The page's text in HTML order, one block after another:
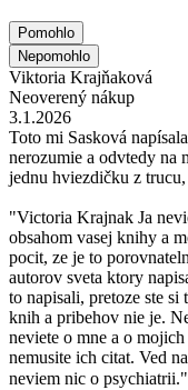
Pomohlo
Nepomohlo
Viktoria Krajňaková
Neoverený nákup
3.1.2026
Toto mi Sasková
nerozumie a odvtedy na
jednu hviezdičku z
"Victoria Krajnak Ja
obsahom vasej knihy a
pocit, ze je to
autorov sveta ktory
to napisali, pretoze ste
knih a pribehov nie je.
neviete o mne a o
nemusite ich citat. Ved
neviem nic o psychiatrii."